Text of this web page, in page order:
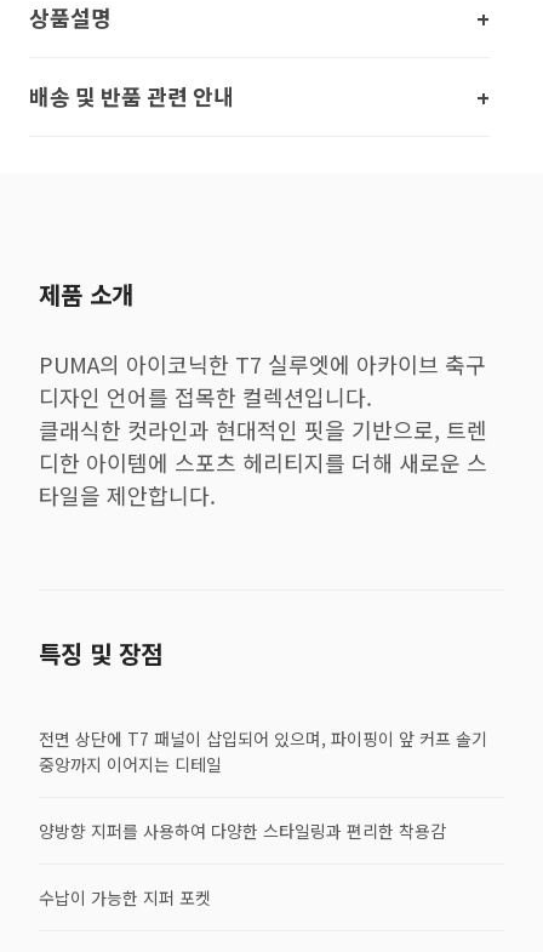
상품설명
배송 및 반품 관련 안내
제품 소개
PUMA의 아이코닉한 T7 실루엣에 아카이브 축구
디자인 언어를 접목한 컬렉션입니다.
클래식한 컷라인과 현대적인 핏을 기반으로, 트렌
디한 아이템에 스포츠 헤리티지를 더해 새로운 스
타일을 제안합니다.
특징 및 장점
전면 상단에 T7 패널이 삽입되어 있으며, 파이핑이 앞 커프 솔기
중앙까지 이어지는 디테일
양방향 지퍼를 사용하여 다양한 스타일링과 편리한 착용감
수납이 가능한 지퍼 포켓